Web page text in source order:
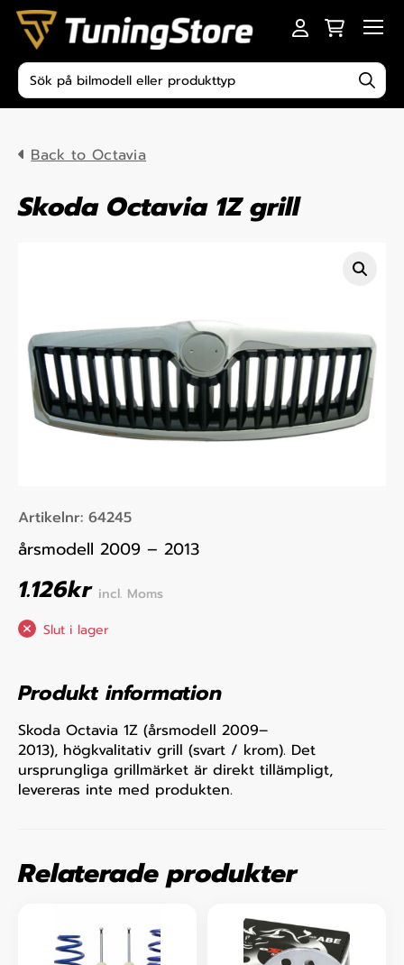
Skip to content
Produktsökning
Back to Octavia
Skoda Octavia 1Z grill
Artikelnr: 64245
årsmodell 2009 – 2013
1.126kr incl. Moms
Slut i lager
Produkt information
Skoda Octavia 1Z (årsmodell 2009–
2013), högkvalitativ grill (svart / krom). Det
ursprungliga grillmärket är direkt tillämpligt,
levereras inte med produkten.
Relaterade produkter